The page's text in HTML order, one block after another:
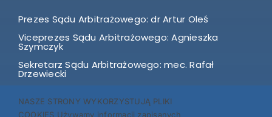
Prezes Sądu Arbitrażowego: dr Artur Oleś
Viceprezes Sądu Arbitrażowego: Agnieszka
Szymczyk
Sekretarz Sądu Arbitrażowego: mec. Rafał
Drzewiecki
sadarbitrazowygliwice@riph.com.pl
NASZE STRONY WYKORZYSTUJĄ PLIKI
COOKIES Używamy informacji zapisanych